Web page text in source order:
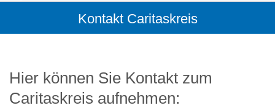
Kontakt Caritaskreis
Hier können Sie Kontakt zum
Caritaskreis aufnehmen: